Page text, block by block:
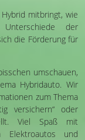
mitbringt, wie
der
die Förderung für
umschauen,
Hybridauto. Wir
zum Thema
versichern“ oder
Viel Spaß mit
Elektroautos und